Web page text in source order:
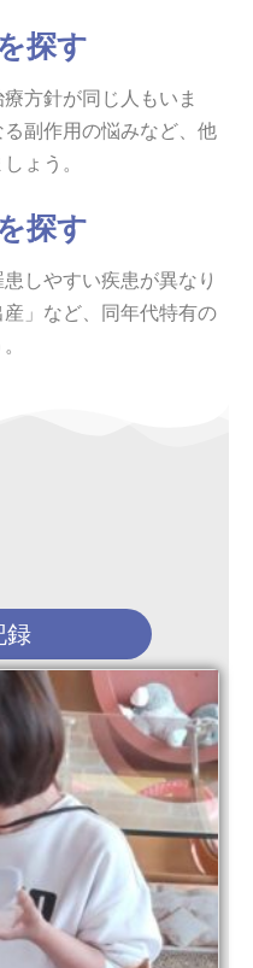
探す
方針が同じ人もいま
副作用の悩みなど、他
ょう。
探す
しやすい疾患が異なり
」など、同年代特有の
録